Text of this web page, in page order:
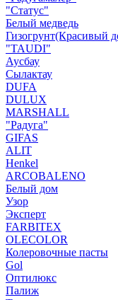
"Статус"
Белый медведь
Гизогрунт(Красивый
"TAUDI"
Аусбау
Сылактау
DUFA
DULUX
MARSHALL
"Радуга"
GIFAS
ALIT
Henkel
ARCOBALENO
Белый дом
Узор
Эксперт
FARBITEX
OLECOLOR
Колеровочные пасты
Gol
Оптилюкс
Палиж